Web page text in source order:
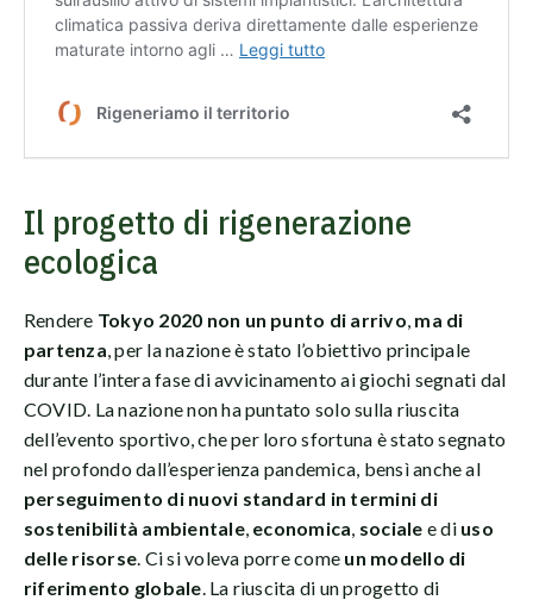
Il progetto di rigenerazione
ecologica
Rendere Tokyo 2020 non un punto di arrivo ma di
partenza , per la nazione è stato l’obiettivo principale
durante l’intera fase di avvicinamento ai giochi segnati dal
COVID. La nazione non ha puntato solo sulla riuscita
dell’evento sportivo, che per loro sfortuna è stato segnato
nel profondo dall’esperienza pandemica, bensì anche al
perseguimento di nuovi standard in termini di
sostenibilità ambientale, economica sociale e di uso
delle risorse . Ci si voleva porre come un modello di
riferimento globale . La riuscita di un progetto di